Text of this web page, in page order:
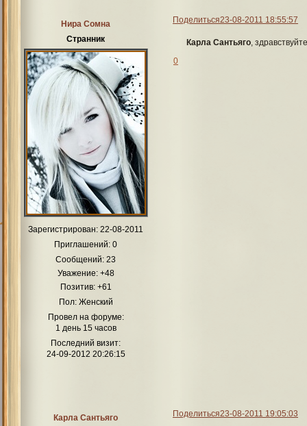
Поделиться23-08-2011 18:55:57
Нира Сомна
Странник
Зарегистрирован: 22-08-2011
Приглашений: 0
Сообщений: 23
Уважение: +48
Позитив: +61
Пол:Женский
Провел на форуме:
1 день 15 часов
Последний визит:
24-09-2012 20:26:15
Карла Сантьяго,
0
Поделиться23-08-2011 19:05:03
Карла Сантьяго